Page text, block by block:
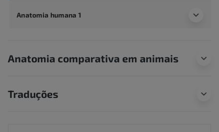
Anatomia humana 1
Anatomia comparativa em animais
Traduções